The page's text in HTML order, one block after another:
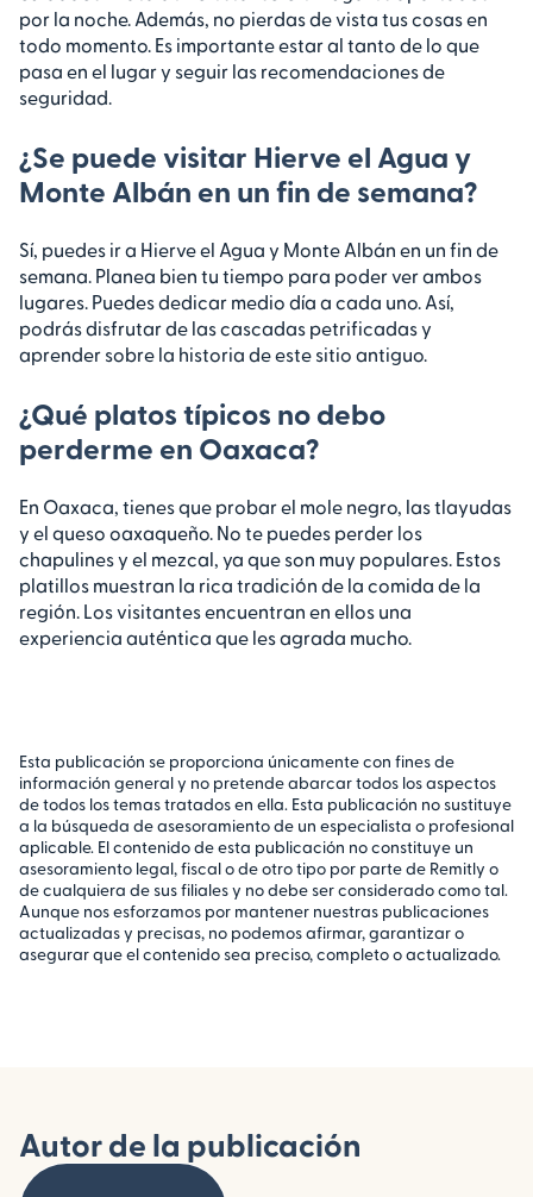
por la noche. Además, no pierdas de vista tus cosas en
todo momento. Es importante estar al tanto de lo que
pasa en el lugar y seguir las recomendaciones de
seguridad.
¿Se puede visitar Hierve el Agua y
Monte Albán en un fin de semana?
Sí, puedes ir a Hierve el Agua y Monte Albán en un fin de
semana. Planea bien tu tiempo para poder ver ambos
lugares. Puedes dedicar medio día a cada uno. Así,
podrás disfrutar de las cascadas petrificadas y
aprender sobre la historia de este sitio antiguo.
¿Qué platos típicos no debo
perderme en Oaxaca?
En Oaxaca, tienes que probar el mole negro, las tlayudas
y el queso oaxaqueño. No te puedes perder los
chapulines y el mezcal, ya que son muy populares. Estos
platillos muestran la rica tradición de la comida de la
región. Los visitantes encuentran en ellos una
experiencia auténtica que les agrada mucho.
Esta publicación se proporciona únicamente con fines de
información general y no pretende abarcar todos los aspectos
de todos los temas tratados en ella. Esta publicación no sustituye
a la búsqueda de asesoramiento de un especialista o profesional
aplicable. El contenido de esta publicación no constituye un
asesoramiento legal, fiscal o de otro tipo por parte de Remitly o
de cualquiera de sus filiales y no debe ser considerado como tal.
Aunque nos esforzamos por mantener nuestras publicaciones
actualizadas y precisas, no podemos afirmar, garantizar o
asegurar que el contenido sea preciso, completo o actualizado.
Autor de la publicación